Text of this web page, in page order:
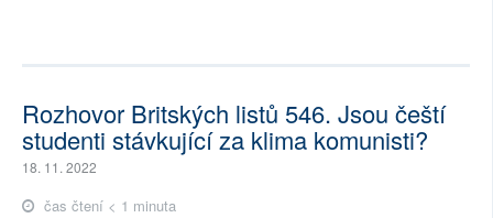
Rozhovor Britských listů 546. Jsou čeští
studenti stávkující za klima komunisti?
18. 11. 2022
čas čtení < 1 minuta